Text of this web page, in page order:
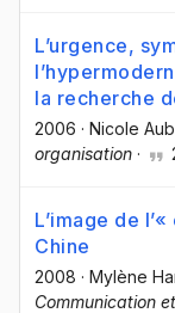
L’urgence,
la recherche
2006 · Nicole
organisation ·
L’image de
Chine
2008 · Mylène
Communication